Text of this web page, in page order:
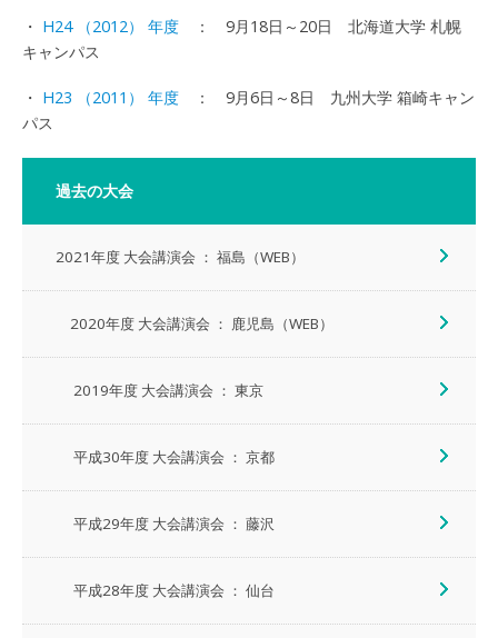
・ H24 （2012） 年度 ： 9月18日～20日 北海道大学 札幌
キャンパス
・ H23 （2011） 年度 ： 9月6日～8日 九州大学 箱崎キャン
パス
過去の大会
2021年度 大会講演会 ： 福島（WEB）
2020年度 大会講演会 ： 鹿児島（WEB）
2019年度 大会講演会 ： 東京
平成30年度 大会講演会 ： 京都
平成29年度 大会講演会 ： 藤沢
平成28年度 大会講演会 ： 仙台